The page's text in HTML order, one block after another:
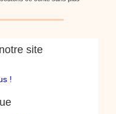
site
!